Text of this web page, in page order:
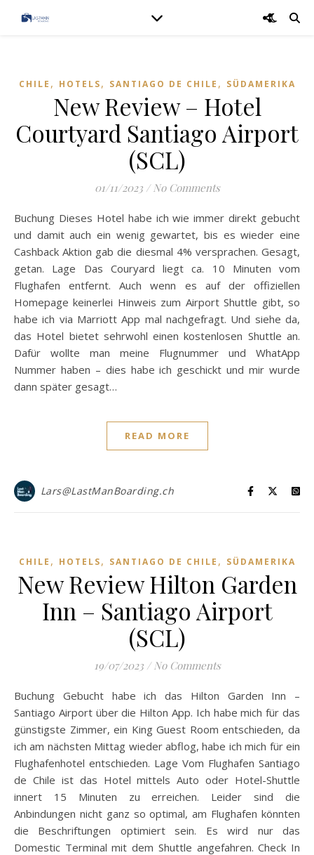
CHILE , HOTELS, SANTIAGO DE CHILE , SÜDAMERIKA
New Review – Hotel
Courtyard Santiago Airport
(SCL)
01/11/2023 / No Comments
Buchung Dieses Hotel habe ich wie immer direkt gebucht
und damit auch ein wenig gewartet, bis es wieder eine
Cashback Aktion gab die diesmal 4% versprachen. Gesagt,
getan. Lage Das Couryard liegt ca. 10 Minuten vom
Flughafen entfernt. Auch wenn es auf der offiziellen
Homepage keinerlei Hinweis zum Airport Shuttle gibt, so
habe ich via Marriott App mal nachgefragt. Und siehe da,
das Hotel bietet sehrwohl einen kostenlosen Shuttle an.
Dafür wollte man meine Flugnummer und WhatApp
Nummer haben – dies habe ich geschickt und mir wurde
dann später gesagt…
READ MORE
Lars@LastManBoarding.ch
CHILE , HOTELS, SANTIAGO DE CHILE , SÜDAMERIKA
New Review Hilton Garden
Inn – Santiago Airport
(SCL)
19/07/2023 / No Comments
Buchung Gebucht habe ich das Hilton Garden Inn –
Santiago Airport über die Hilton App. Ich habe mich für das
günstigste Zimmer, ein King Guest Room entschieden, da
ich am nächsten Mittag wieder abflog, habe ich mich für ein
Flughafenhotel entschieden. Lage Vom Flughafen Santiago
de Chile ist das Hotel mittels Auto oder Hotel-Shuttle
innert 15 Minuten zu erreichen. Leider sind die
Anbindungen nicht ganz so optimal, am Flughafen könnten
die Beschriftungen optimiert sein. Es wird nur das
Domestic Terminal mit dem Shuttle angefahren. Check In